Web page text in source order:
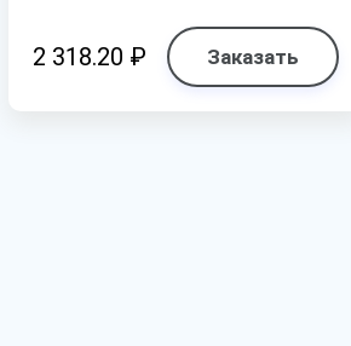
2 318.20 ₽ Заказать